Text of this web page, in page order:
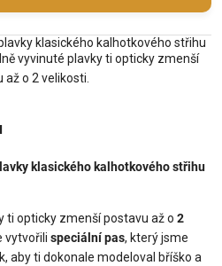
klasického kalhotkového střihu
vyvinuté plavky ti opticky zmenší
až o 2 velikosti.
klasického kalhotkového střihu
ti opticky zmenší postavu až o 2
vytvořili speciální pas, který jsme
aby ti dokonale modeloval bříško a